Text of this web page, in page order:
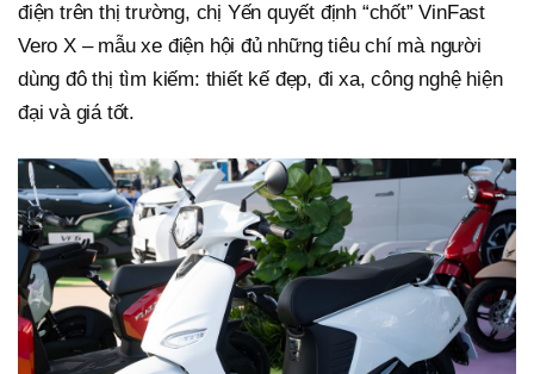
điện trên thị trường, chị Yến quyết định “chốt” VinFast
Vero X – mẫu xe điện hội đủ những tiêu chí mà người
dùng đô thị tìm kiếm: thiết kế đẹp, đi xa, công nghệ hiện
đại và giá tốt.